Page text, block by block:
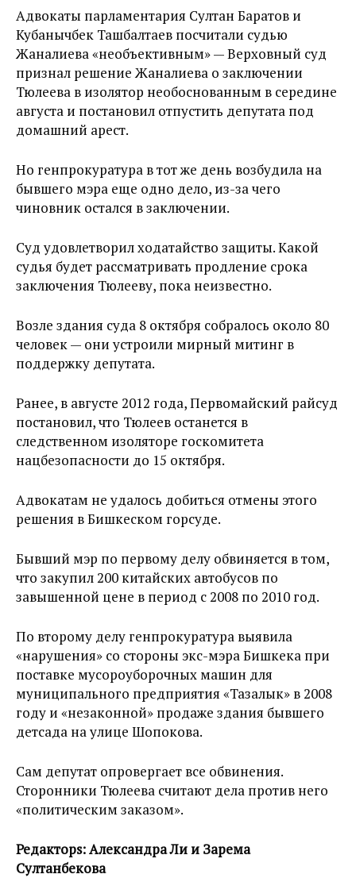
Адвокаты парламентария Султан Баратов и
Кубанычбек Ташбалтаев посчитали судью
Жаналиева «необъективным» — Верховный суд
признал решение Жаналиева о заключении
Тюлеева в изолятор необоснованным в середине
августа и постановил отпустить депутата под
домашний арест.
Но генпрокуратура в тот же день возбудила на
бывшего мэра еще одно дело, из-за чего
чиновник остался в заключении.
Суд удовлетворил ходатайство защиты. Какой
судья будет рассматривать продление срока
заключения Тюлееву, пока неизвестно.
Возле здания суда 8 октября собралось около 80
человек — они устроили мирный митинг в
поддержку депутата.
Ранее, в августе 2012 года, Первомайский райсуд
постановил, что Тюлеев останется в
следственном изоляторе госкомитета
нацбезопасности до 15 октября.
Адвокатам не удалось добиться отмены этого
решения в Бишкеском горсуде.
Бывший мэр по первому делу обвиняется в том,
что закупил 200 китайских автобусов по
завышенной цене в период с 2008 по 2010 год.
По второму делу генпрокуратура выявила
«нарушения» со стороны экс-мэра Бишкека при
поставке мусороуборочных машин для
муниципального предприятия «Тазалык» в 2008
году и «незаконной» продаже здания бывшего
детсада на улице Шопокова.
Сам депутат опровергает все обвинения.
Сторонники Тюлеева считают дела против него
«политическим заказом».
Редакторs: Александра Ли и Зарема
Султанбекова